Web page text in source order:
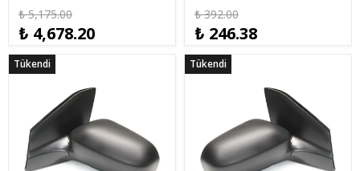
Depo
₺ 5,175.00
₺ 4,678.20
T20 Ampul 2002 2016
₺ 392.00
₺ 246.38
Tükendi
Tükendi Tükendi
Tükendi